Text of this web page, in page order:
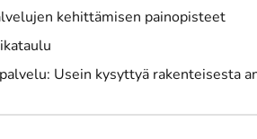
kehittämisen painopisteet
Usein kysyttyä rakenteisesta